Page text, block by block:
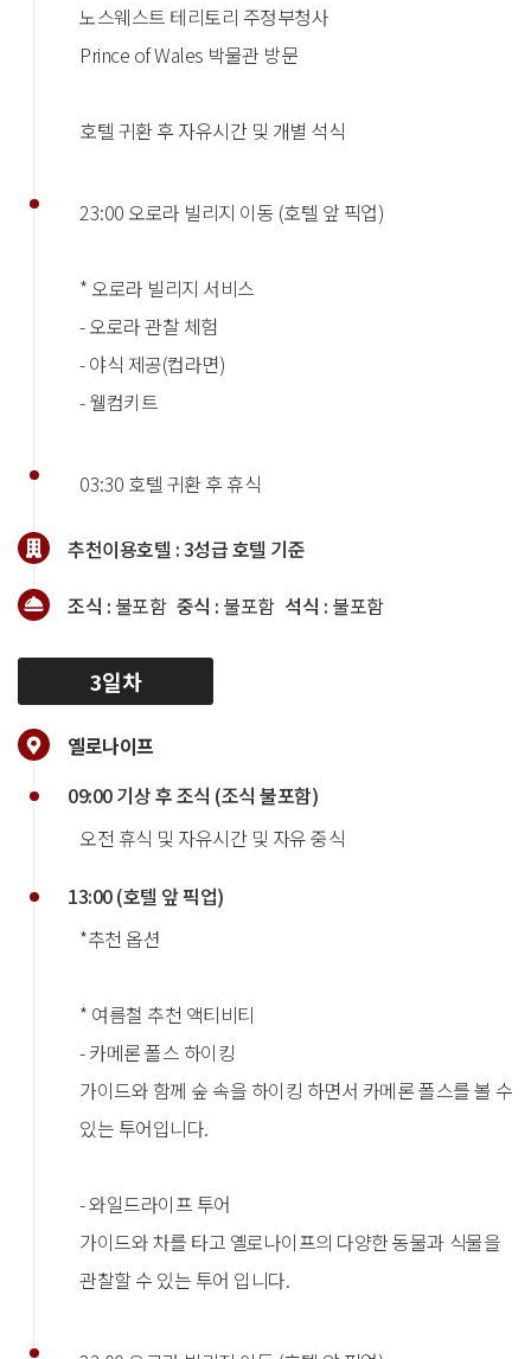
노스웨스트 테리토리 주정부청사
Prince of Wales 박물관 방문
호텔 귀환 후 자유시간 및 개별 석식
23:00 오로라 빌리지 이동 (호텔 앞 픽업)
* 오로라 빌리지 서비스
- 오로라 관찰 체험
- 야식 제공(컵라면)
- 웰컴키트
03:30 호텔 귀환 후 휴식
추천이용호텔 :3성급 호텔 기준
조식 : 불포함 중식 : 불포함 석식 : 불포함
3일차
옐로나이프
09:00 기상 후 조식 (조식 불포함)
오전 휴식 및 자유시간 및 자유 중식
13:00 (호텔 앞 픽업)
*추천 옵션
* 여름철 추천 액티비티
- 카메론 폴스 하이킹
가이드와 함께 숲 속을 하이킹 하면서 카메론 폴스를 볼 수
있는 투어입니다.
- 와일드라이프 투어
가이드와 차를 타고 옐로나이프의 다양한 동물과 식물을
관찰할 수 있는 투어 입니다.